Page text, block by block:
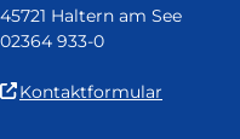
45721 Haltern am See
02364 933-0
Kontaktformular